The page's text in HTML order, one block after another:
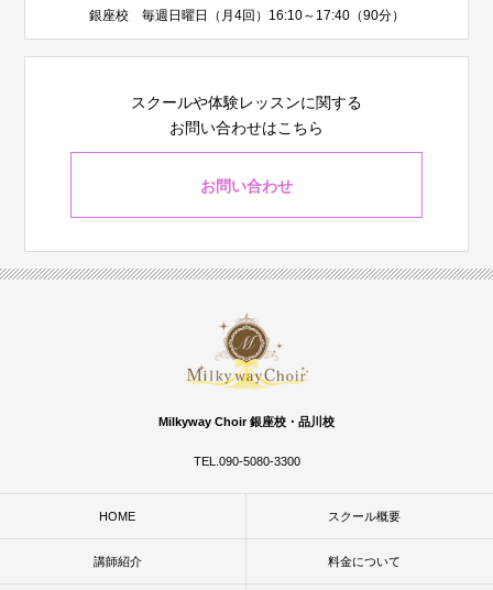
銀座校 毎週日曜日（月4回）16:10～17:40（90分）
スクールや体験レッスンに関する
お問い合わせはこちら
お問い合わせ
Milkyway Choir 銀座校・品川校
TEL.090-5080-3300
HOME スクール概要
講師紹介 料金について